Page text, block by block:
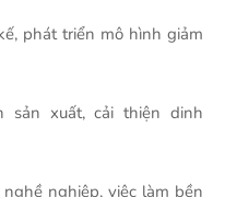
phát triển mô hình giảm
sản xuất, cải thiện dinh
nghiệp, việc làm bền